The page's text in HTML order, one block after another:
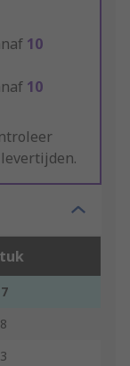
10
10